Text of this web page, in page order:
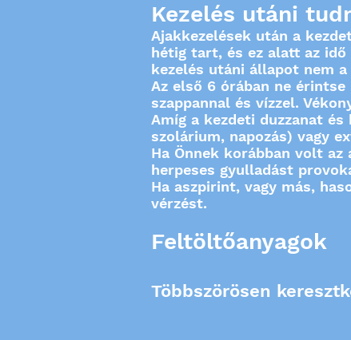
Kezelés utáni
Ajakkezelések után a
hétig tart, és ez alatt az
kezelés utáni állapot nem a
Az első 6 órában ne
szappannal és vízzel.
Amíg a kezdeti duzzanat
szolárium, napozás) vagy
Ha Önnek korábban volt
herpeses gyulladást
Ha aszpirint, vagy más,
vérzést.
Feltöltőanyagok
Többszörösen